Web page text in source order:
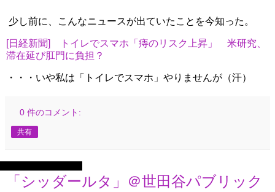
少し前に、こんなニュースが出ていたことを今知った。
[日経新聞] トイレでスマホ「痔のリスク上昇」 米研究、
滞在延び肛門に負担？
・・・いや私は「トイレでスマホ」やりませんが（汗）
0 件のコメント:
共有
「シッダールタ」＠世田谷パブリック